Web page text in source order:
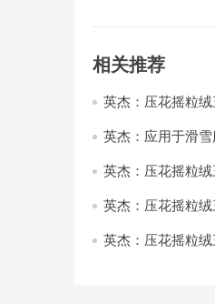
相关推荐
英杰：压花摇粒
英杰：应用于滑
英杰：压花摇粒
英杰：压花摇粒
英杰：压花摇粒